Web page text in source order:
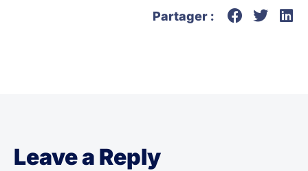
Partager :
Leave a Reply